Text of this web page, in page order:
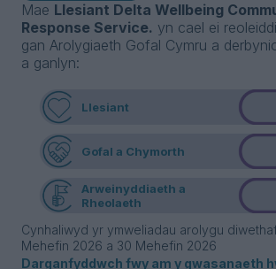
Mae Llesiant Delta Wellbeing
Response Service. yn cael ei
gan Arolygiaeth Gofal Cymru a
a ganlyn:
Llesiant
Gofal a Chymorth
Arweinyddiaeth a
Rheolaeth
Cynhaliwyd yr ymweliadau arolygu
Mehefin 2026 a 30 Mehefin 2026
Darganfyddwch fwy am y gwasanaeth